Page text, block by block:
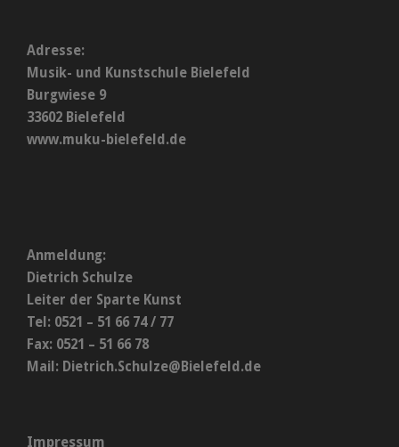
Adresse:
Musik- und Kunstschule Bielefeld
Burgwiese 9
33602 Bielefeld
www.muku-bielefeld.de
Anmeldung:
Dietrich Schulze
Leiter der Sparte Kunst
Tel: 0521 – 51 66 74 / 77
Fax: 0521 – 51 66 78
Mail: Dietrich.Schulze@Bielefeld.de
Impressum